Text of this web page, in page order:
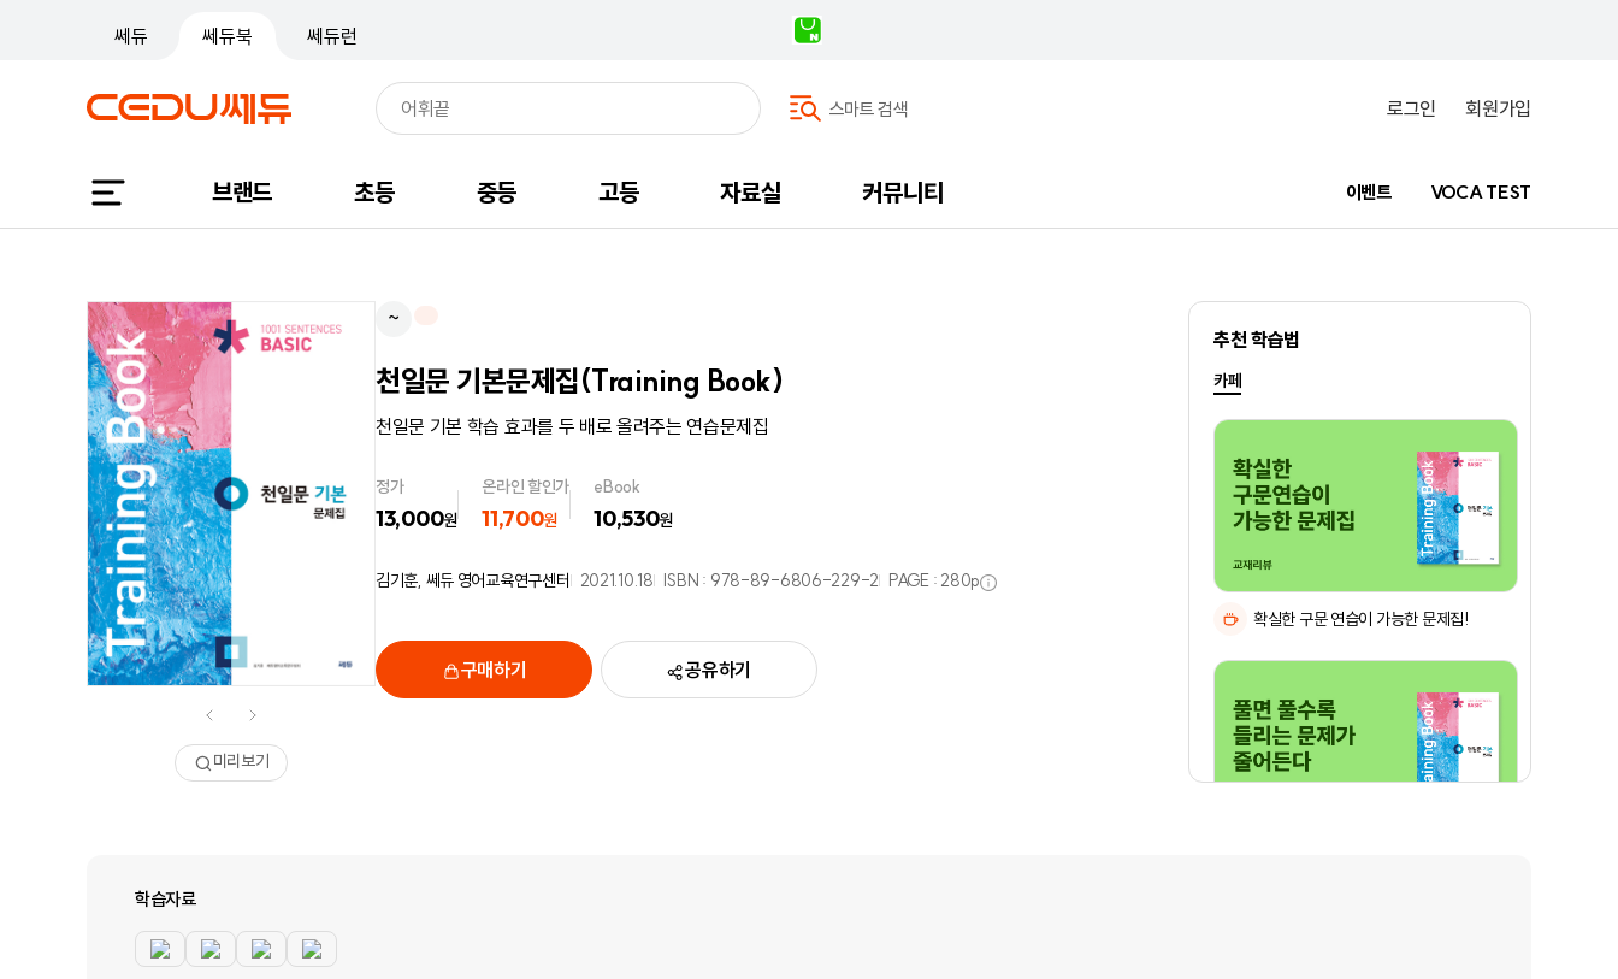
쎄듀 쎄듀북 쎄듀런
스마트 검색 로그인 회원가입
브랜드 초등 중등 고등 자료실 커뮤니티 이벤트 VOCA TEST
미리보기
~
천일문 기본문제집(Training Book)
천일문 기본 학습 효과를 두 배로 올려주는 연습문제집
정가
13,000원
온라인 할인가
11,700원
eBook
10,530원
김기훈, 쎄듀 영어교육연구센터 2021.10.18 ISBN : 978-89-6806-229-2 PAGE : 280p
구매하기 공유하기
추천 학습법
카페
확실한 구문 연습이 가능한 문제집!
학습자료